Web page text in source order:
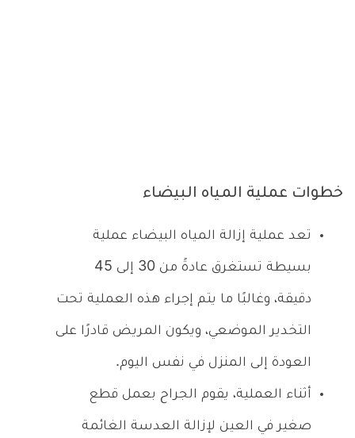
خطوات عملية المياه البيضاء
تعد عملية إزالة المياه البيضاء عملية
بسيطة تستغرق عادةً من 30 إلى 45
دقيقة، وغالبًا ما يتم إجراء هذه العملية تحت
التخدير الموضعي، ويكون المريض قادرًا على
العودة إلى المنزل في نفس اليوم.
أثناء العملية، يقوم الجراح بعمل قطع
صغير في العين لإزالة العدسة الغائمة